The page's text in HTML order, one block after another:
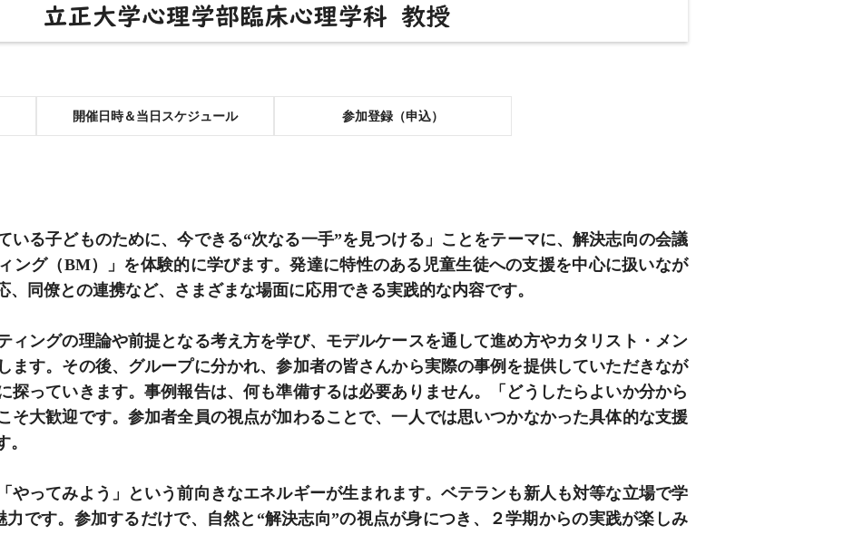
開催日時＆当日スケジュール 参加登録（申込）
いる子どものために、今できる“次なる一手”を見つける」ことをテーマに、解決志向の会議
ング（BM）」を体験的に学びます。発達に特性のある児童生徒への支援を中心に扱いなが
、同僚との連携など、さまざまな場面に応用できる実践的な内容です。
ィングの理論や前提となる考え方を学び、モデルケースを通して進め方やカタリスト・メン
ます。その後、グループに分かれ、参加者の皆さんから実際の事例を提供していただきなが
探っていきます。事例報告は、何も準備するは必要ありません。「どうしたらよいか分から
そ大歓迎です。参加者全員の視点が加わることで、一人では思いつかなかった具体的な支援
やってみよう」という前向きなエネルギーが生まれます。ベテランも新人も対等な立場で学
です。参加するだけで、自然と“解決志向”の視点が身につき、２学期からの実践が楽しみ